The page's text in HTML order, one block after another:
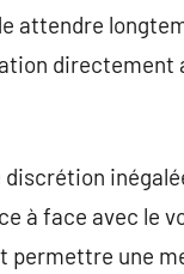
attendre
directement
à face avec le
une